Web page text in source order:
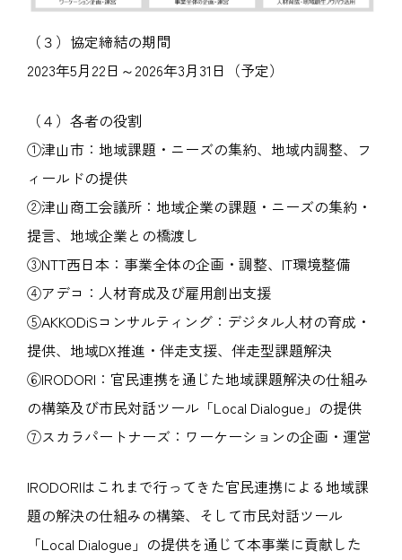
（３）協定締結の期間
2023年5月22日～2026年3月31日（予定）
（４）各者の役割
①津山市：地域課題・ニーズの集約、地域内調整、フ
ィールドの提供
②津山商工会議所：地域企業の課題・ニーズの集約・
提言、地域企業との橋渡し
③NTT西日本：事業全体の企画・調整、IT環境整備
④アデコ：人材育成及び雇用創出支援
⑤AKKODiSコンサルティング：デジタル人材の育成・
提供、地域DX推進・伴走支援、伴走型課題解決
⑥IRODORI：官民連携を通じた地域課題解決の仕組み
の構築及び市民対話ツール「Local Dialogue」の提供
⑦スカラパートナーズ：ワーケーションの企画・運営
IRODORIはこれまで行ってきた官民連携による地域課
題の解決の仕組みの構築、そして市民対話ツール
「Local Dialogue」の提供を通じて本事業に貢献した